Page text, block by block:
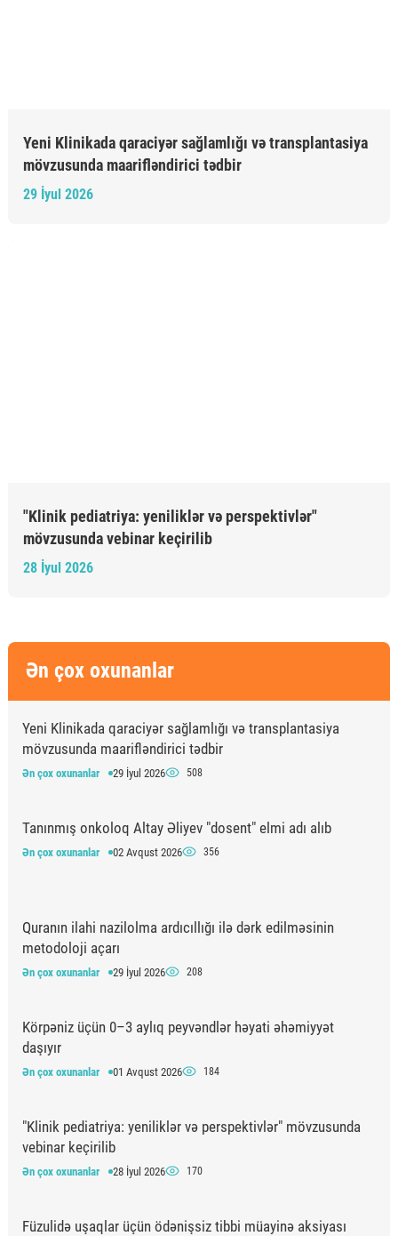
Yeni Klinikada qaraciyər sağlamlığı və transplantasiya
mövzusunda maarifləndirici tədbir
29 İyul 2026
"Klinik pediatriya: yeniliklər və perspektivlər"
mövzusunda vebinar keçirilib
28 İyul 2026
Ən çox oxunanlar
Yeni Klinikada qaraciyər sağlamlığı və transplantasiya
mövzusunda maarifləndirici tədbir
Ən çox oxunanlar 29 İyul 2026 508
Tanınmış onkoloq Altay Əliyev "dosent" elmi adı alıb
Ən çox oxunanlar 02 Avqust 2026 356
Quranın ilahi nazilolma ardıcıllığı ilə dərk edilməsinin
metodoloji açarı
Ən çox oxunanlar 29 İyul 2026 208
Körpəniz üçün 0–3 aylıq peyvəndlər həyati əhəmiyyət
daşıyır
Ən çox oxunanlar 01 Avqust 2026 184
"Klinik pediatriya: yeniliklər və perspektivlər" mövzusunda
vebinar keçirilib
Ən çox oxunanlar 28 İyul 2026 170
Füzulidə uşaqlar üçün ödənişsiz tibbi müayinə aksiyası